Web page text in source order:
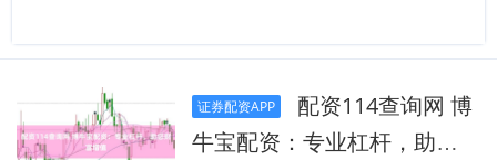
证券配资APP
牛宝配资：专业杠杆，助您